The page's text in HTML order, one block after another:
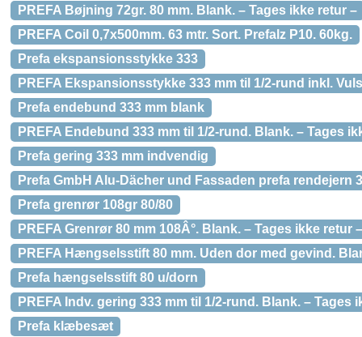
PREFA Bøjning 72gr. 80 mm. Blank. – Tages ikke retur –
PREFA Coil 0,7x500mm. 63 mtr. Sort. Prefalz P10. 60kg.
Prefa ekspansionsstykke 333
PREFA Ekspansionsstykke 333 mm til 1/2-rund inkl.
Prefa endebund 333 mm blank
PREFA Endebund 333 mm til 1/2-rund. Blank. – Tages
Prefa gering 333 mm indvendig
Prefa GmbH Alu-Dächer und Fassaden prefa rendejern
Prefa grenrør 108gr 80/80
PREFA Grenrør 80 mm 108Â°. Blank. – Tages ikke retur –
PREFA Hængselsstift 80 mm. Uden dor med gevind.
Prefa hængselsstift 80 u/dorn
PREFA Indv. gering 333 mm til 1/2-rund. Blank. – Tages
Prefa klæbesæt